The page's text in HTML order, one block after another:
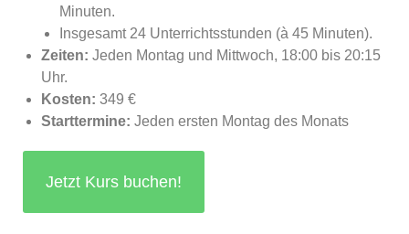
Minuten.
Insgesamt 24 Unterrichtsstunden (à 45 Minuten).
Zeiten: Jeden Montag und Mittwoch, 18:00 bis 20:15
Uhr.
Kosten: 349 €
Starttermine: Jeden ersten Montag des Monats
Jetzt Kurs buchen!